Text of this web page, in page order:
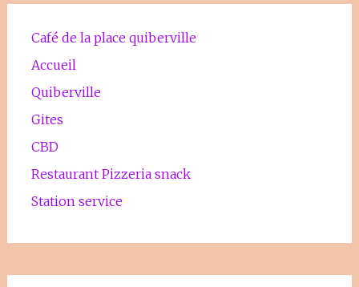
Café de la place quiberville
Accueil
Quiberville
Gites
CBD
Restaurant Pizzeria snack
Station service